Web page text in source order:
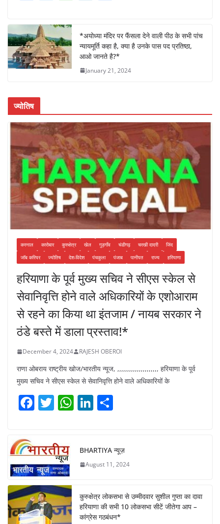
c
e
b
o
k
itt
er s
A
p
e
dI
n
e
*अयोध्या मंदिर पर फैंसला देने वाली पीठ के सभी पांच
न्यायमूर्ति कहा है, क्या है उनके पास पद प्रतिष्ठा,
आओ जानते है?*
January 21, 2024
ज्योतिष
करनाल कारोबार कुरुक्षेत्र खेल गुड़गाँव चंडीगढ़ चरखी दादरी
जिंद
जॉब करियर
ज्योतिष देश-विदेश पंचकुला पंजाब पानीपत राज्य हरियाणा
हरियाणा के पूर्व मुख्य सचिव ने सीएस स्केल से
सेवानिवृत्ति होने वाले अधिकारियों के एशोआराम
से रहने का किया था इंतजाम / नायब सरकार ने
ठंडे बस्ते में डाला प्रस्ताव!*
December 4, 2024 RAJESH OBEROI
राणा ओबराय राष्ट्रीय खोज/भारतीय न्यूज, ,,,,,,,,,,,,,,,,,,,,, हरियाणा के पूर्व
मुख्य सचिव ने सीएस स्केल से सेवानिवृत्ति होने वाले अधिकारियों के
F
e
b
o
o
k
T
er
W
s
A
p
Li
e
dI
e
BHARTIYA न्यूज़
August 11, 2024
कुरुक्षेत्र लोकसभा से उम्मीदवार सुशील गुप्ता का दावा
हरियाणा की सभी 10 लोकसभा सीटें जीतेगा आप –
कांग्रेस गठबंधन*